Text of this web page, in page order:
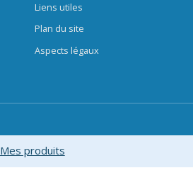
Liens utiles
Plan du site
Aspects légaux
Mes produits